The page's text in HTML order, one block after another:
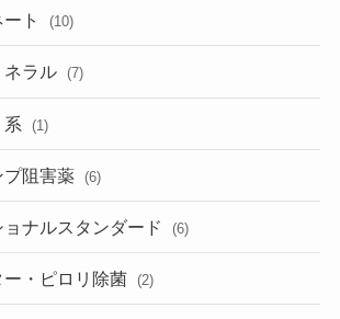
ト (10)
ネラル (7)
系 (1)
プ阻害薬 (6)
ナルスタンダード (6)
・ピロリ除菌 (2)